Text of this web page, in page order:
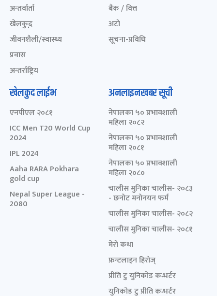
अन्तर्वार्ता
खेलकुद़़
जीवनशैली/स्वास्थ्य
प्रवास
अन्तर्राष्ट्रिय
बैंक / वित्त
अटो
सूचना-प्रविधि
खेलकुद लाईभ
एनपीएल २०८१
ICC Men T20 World Cup
2024
IPL 2024
Aaha RARA Pokhara
gold cup
Nepal Super League -
2080
अनलाइनखबर सूची
नेपालका ५० प्रभावशाली
महिला २०८२
नेपालका ५० प्रभावशाली
महिला २०८१
नेपालका ५० प्रभावशाली
महिला २०८०
चालीस मुनिका चालीस- २०८३
- छनोट मनोनयन फर्म
चालीस मुनिका चालीस- २०८२
चालीस मुनिका चालीस- २०८१
मेरो कथा
फ्रन्टलाइन हिरोज्
प्रीति टु युनिकोड कन्भर्टर
युनिकोड टु प्रीति कन्भर्टर